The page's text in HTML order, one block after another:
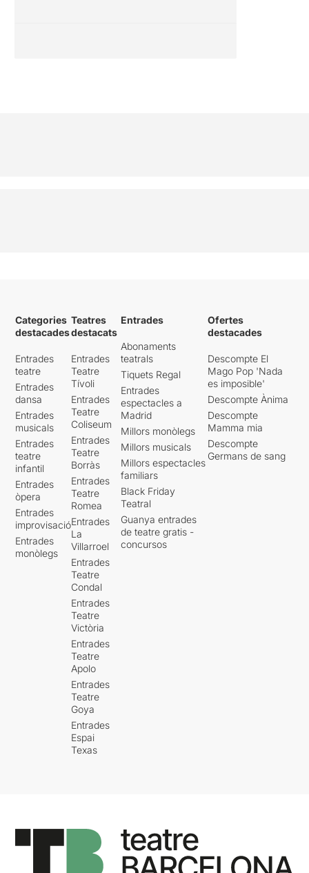
Categories
destacades
Entrades
teatre
Entrades
dansa
Entrades
musicals
Entrades
teatre
infantil
Entrades
òpera
Entrades
improvisació
Entrades
monòlegs
Teatres
destacats
Entrades
Teatre
Tívoli
Entrades
Teatre
Coliseum
Entrades
Teatre
Borràs
Entrades
Teatre
Romea
Entrades
La
Villarroel
Entrades
Teatre
Condal
Entrades
Teatre
Victòria
Entrades
Teatre
Apolo
Entrades
Teatre
Goya
Entrades
Espai
Texas
Entrades
Abonaments
teatrals
Tiquets Regal
Entrades
espectacles a
Madrid
Millors monòlegs
Millors musicals
Millors espectacles
familiars
Black Friday
Teatral
Guanya entrades
de teatre gratis -
concursos
Ofertes
destacades
Descompte El
Mago Pop 'Nada
es imposible'
Descompte Ànima
Descompte
Mamma mia
Descompte
Germans de sang